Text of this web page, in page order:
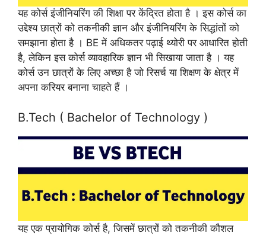
यह कोर्स इंजीनियरिंग की शिक्षा पर केंद्रित होता है । इस कोर्स का
उद्देश्य छात्रों को तकनीकी ज्ञान और इंजीनियरिंग के सिद्धांतों को
समझाना होता है । BE में अधिकतर पढ़ाई थ्योरी पर आधारित होती
है, लेकिन इस कोर्स व्यावहारिक ज्ञान भी सिखाया जाता है । यह
कोर्स उन छात्रों के लिए अच्छा है जो रिसर्च या शिक्षण के क्षेत्र में
अपना करियर बनाना चाहते हैं ।
B.Tech ( Bachelor of Technology )
यह एक प्रायोगिक कोर्स है, जिसमें छात्रों को तकनीकी कौशल